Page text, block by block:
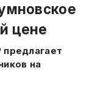
цене
предлагает
на